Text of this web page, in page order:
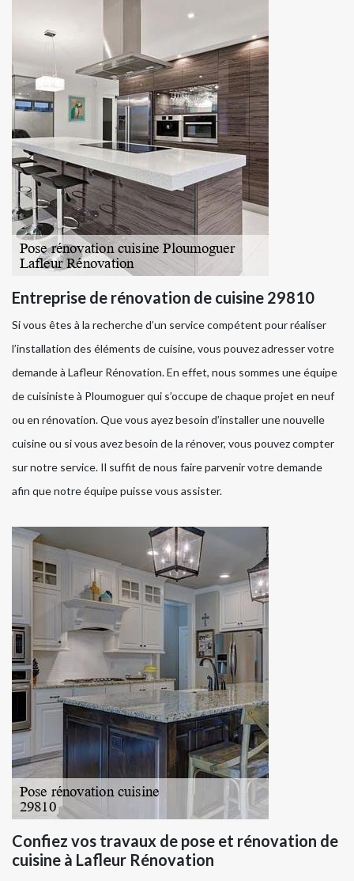
Entreprise de rénovation de cuisine 29810
Si vous êtes à la recherche d’un service compétent pour réaliser
l’installation des éléments de cuisine, vous pouvez adresser votre
demande à Lafleur Rénovation. En effet, nous sommes une équipe
de cuisiniste à Ploumoguer qui s’occupe de chaque projet en neuf
ou en rénovation. Que vous ayez besoin d’installer une nouvelle
cuisine ou si vous avez besoin de la rénover, vous pouvez compter
sur notre service. Il suffit de nous faire parvenir votre demande
afin que notre équipe puisse vous assister.
Confiez vos travaux de pose et rénovation de
cuisine à Lafleur Rénovation